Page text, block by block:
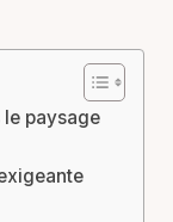
le paysage